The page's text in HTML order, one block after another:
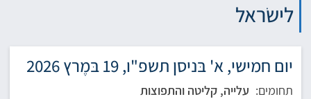
לישׂראל
יום חמישי, א' בּניסן תשפ"ו, 19 בּמֶרץ 2026
תחומים: עלייה, קליטה והתפוצות